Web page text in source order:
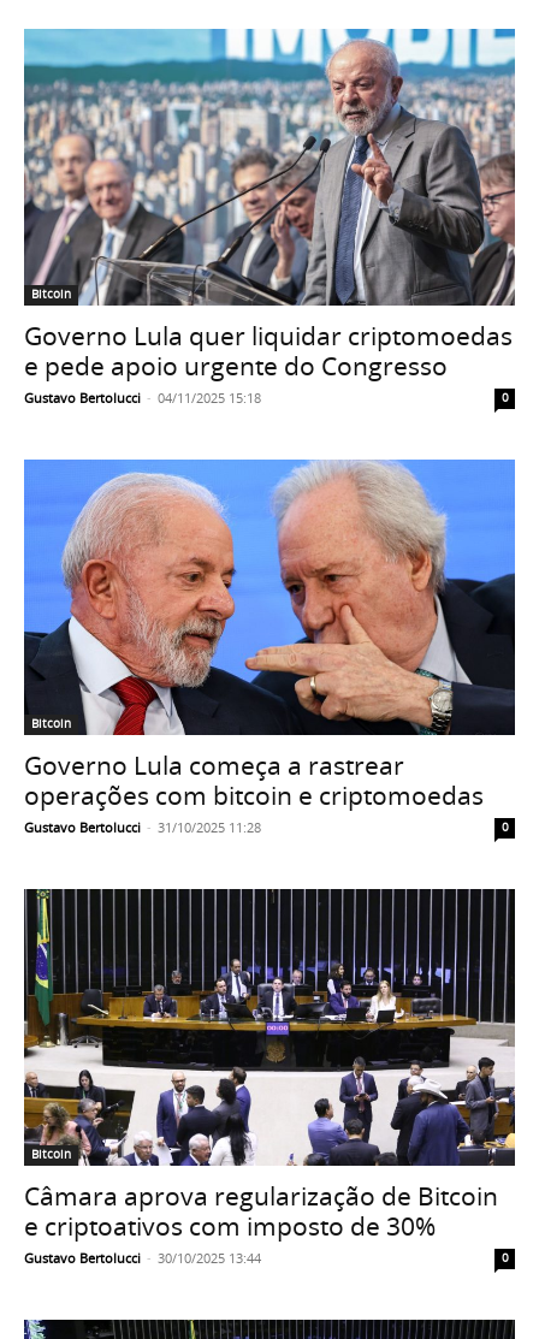
Bitcoin
Governo Lula quer liquidar criptomoedas
e pede apoio urgente do Congresso
Gustavo Bertolucci - 04/11/2025 15:18 0
Bitcoin
Governo Lula começa a rastrear
operações com bitcoin e criptomoedas
Gustavo Bertolucci - 31/10/2025 11:28 0
Bitcoin
Câmara aprova regularização de Bitcoin
e criptoativos com imposto de 30%
Gustavo Bertolucci - 30/10/2025 13:44 0